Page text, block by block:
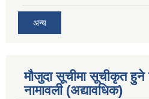
अन्य
मौजुदा सूचीमा सूचीकृत हुने
नामावली (अद्यावधिक)